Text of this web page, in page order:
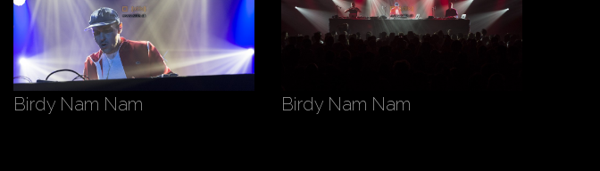
Birdy Nam Nam Birdy Nam Nam